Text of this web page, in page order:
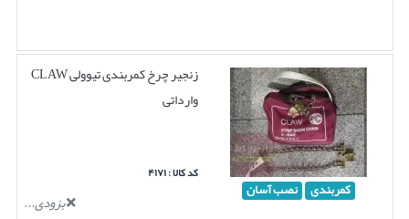
کمربندی نصب آسان
زنجیر چرخ کمربندی تیوولی CLAW
وارداتی
کد کالا : ۴۱۷۱
بزودی...